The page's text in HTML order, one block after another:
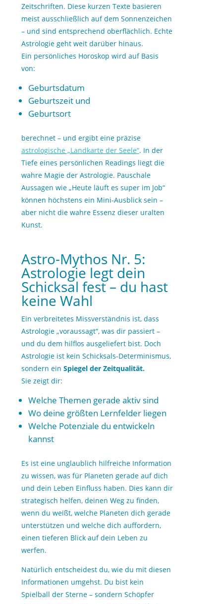
Zeitschriften. Diese kurzen Texte basieren
meist ausschließlich auf dem Sonnenzeichen
– und sind entsprechend oberflächlich. Echte
Astrologie geht weit darüber hinaus.
Ein persönliches Horoskop wird auf Basis
von:
Geburtsdatum
Geburtszeit und
Geburtsort
berechnet – und ergibt eine präzise
astrologische „Landkarte der Seele“. In der
Tiefe eines persönlichen Readings liegt die
wahre Magie der Astrologie. Pauschale
Aussagen wie „Heute läuft es super im Job“
können höchstens ein Mini-Ausblick sein –
aber nicht die wahre Essenz dieser uralten
Kunst.
Astro-Mythos Nr. 5:
Astrologie legt dein
Schicksal fest – du hast
keine Wahl
Ein verbreitetes Missverständnis ist, dass
Astrologie „voraussagt“, was dir passiert –
und du dem hilflos ausgeliefert bist. Doch
Astrologie ist kein Schicksals-Determinismus,
sondern ein Spiegel der Zeitqualität.
Sie zeigt dir:
Welche Themen gerade aktiv sind
Wo deine größten Lernfelder liegen
Welche Potenziale du entwickeln
kannst
Es ist eine unglaublich hilfreiche Information
zu wissen, was für Planeten gerade auf dich
und dein Leben Einfluss haben. Dies kann dir
strategisch helfen, deinen Weg zu finden,
wenn du weißt, welche Planeten dich gerade
unterstützen und welche dich auffordern,
einen tieferen Blick auf dein Leben zu
werfen.
Natürlich entscheidest du, wie du mit diesen
Informationen umgehst. Du bist kein
Spielball der Sterne – sondern Schöpfer